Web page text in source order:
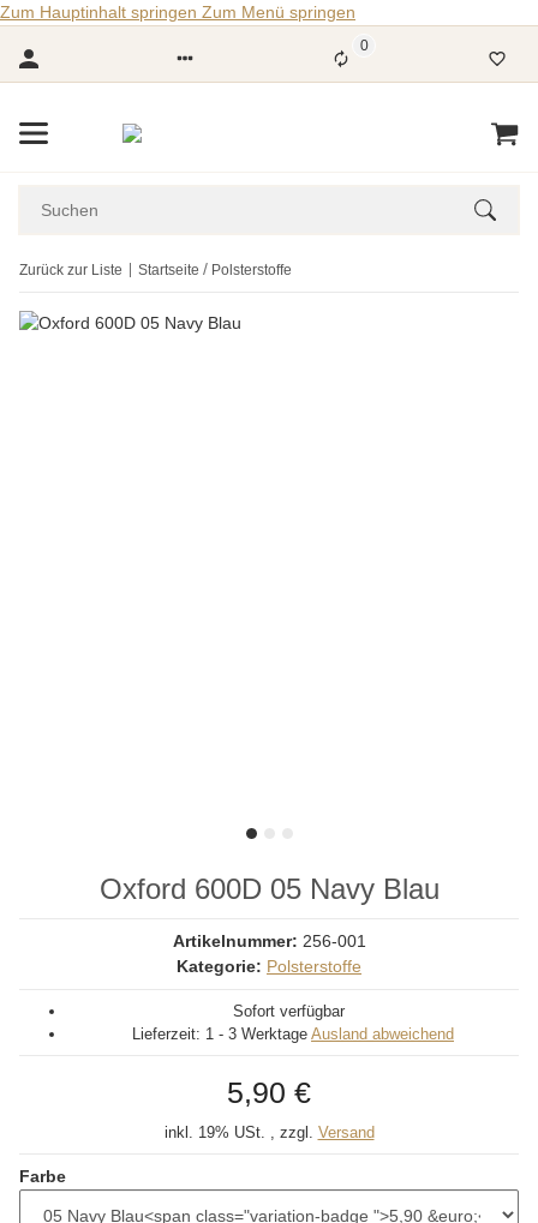
Zum Hauptinhalt springen Zum Menü springen
0
Zurück zur Liste Startseite Polsterstoffe
Oxford 600D 05 Navy Blau
Artikelnummer: 256-001
Kategorie: Polsterstoffe
Sofort verfügbar
Lieferzeit: 1 - 3 Werktage Ausland abweichend
5,90 €
inkl. 19% USt. , zzgl. Versand
Farbe